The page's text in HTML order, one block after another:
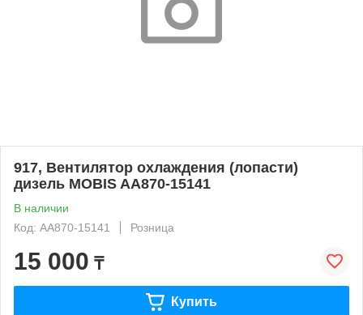
917, Вентилятор охлаждения (лопасти)
дизель MOBIS AA870-15141
В наличии
Код: AA870-15141
Розница
15 000 ₸
Купить